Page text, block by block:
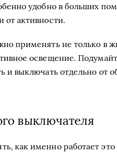
удобно в больших
от активности.
применять не только в
освещение.
и выключать отдельно от
выключателя
как именно работает это